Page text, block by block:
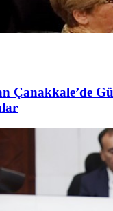
Çanakkale’de